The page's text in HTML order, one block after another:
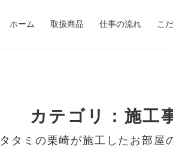
ホーム 取扱商品 仕事の流れ こ
カテゴリ：施工
タタミの栗崎が施工したお部屋